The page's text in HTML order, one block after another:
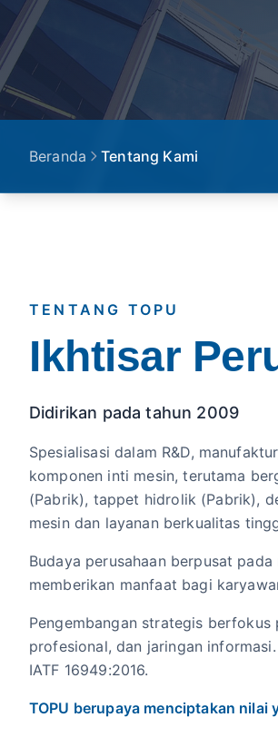
Beranda Tentang Kami
TENTANG TOPU
Ikhtisar
Didirikan pada tahun 2009
Spesialisasi dalam R&D,
komponen inti mesin, terutama
(Pabrik), tappet hidrolik (Pabrik),
mesin dan layanan berkualitas
Budaya perusahaan berpusat
memberikan manfaat bagi
Pengembangan strategis
profesional, dan jaringan
IATF 16949:2016.
TOPU berupaya menciptakan nilai